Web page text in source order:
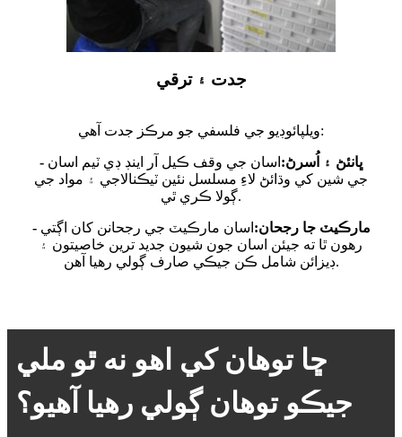
جدت ۽ ترقي
ويلپائوڊيو جي فلسفي جو مرڪز جدت آهي:
- ڀانئڻ ۽ اُسرڻ: اسان جي وقف ڪيل آر اينڊ ڊي ٽيم اسان
جي شين کي وڌائڻ لاءِ مسلسل نئين ٽيڪنالاجي ۽ مواد جي
ڳولا ڪري ٿي.
- مارڪيٽ جا رجحان: اسان مارڪيٽ جي رجحانن کان اڳتي
رهون ٿا ته جيئن اسان جون شيون جديد ترين خاصيتون ۽
ڊيزائن شامل ڪن جيڪي صارف ڳولي رهيا آهن.
ڇا توهان کي اهو نه ٿو ملي
جيڪو توهان ڳولي رهيا آهيو؟